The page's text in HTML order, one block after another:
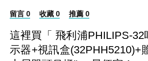
留言 0 收藏 0 推薦 0
這裡買「 飛利浦PHILIPS-32
示器+視訊盒(32PHH5210)+